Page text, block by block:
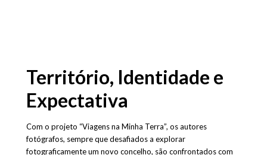
Território, Identidade e
Expectativa
Com o projeto “Viagens na Minha Terra”, os autores
fotógrafos, sempre que desafiados a explorar
fotograficamente um novo concelho, são confrontados com